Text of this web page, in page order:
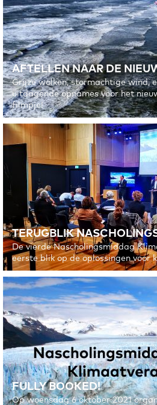
AFTELLEN NAAR DE
Grijze wolken, stormachtige wind,
uitdagende opnames voor het
filmpje!
TERUGBLIK
De vierde Nascholingsmiddag
eerste blik op de oplossingen voor
FULLY BOOKED!
Op woensdag 6 oktober 2021